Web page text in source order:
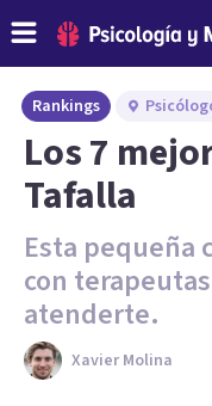
Rankings
Los 7
Tafalla
Esta pequeña
con
atenderte.
Xavier Molina